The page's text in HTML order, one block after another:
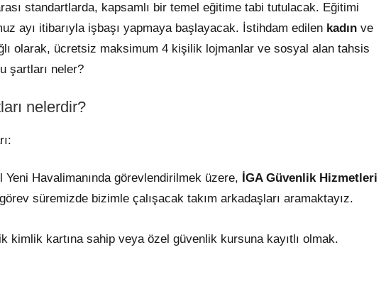
standartlarda, kapsamlı bir temel eğitime tabi tutulacak. Eğitimi
ayı itibarıyla işbaşı yapmaya başlayacak. İstihdam edilen kadın ve
olarak, ücretsiz maksimum 4 kişilik lojmanlar ve sosyal alan tahsis
şartları neler?
nelerdir?
Havalimanında görevlendirilmek üzere, İGA Güvenlik Hizmetleri
süremizde bizimle çalışacak takım arkadaşları aramaktayız.
kimlik kartına sahip veya özel güvenlik kursuna kayıtlı olmak.